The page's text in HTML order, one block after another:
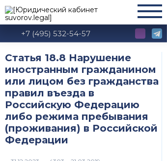
+7 (495) 532-54-57
Статья 18.8 Нарушение
иностранным гражданином
или лицом без гражданства
правил въезда в
Российскую Федерацию
либо режима пребывания
(проживания) в Российской
Федерации